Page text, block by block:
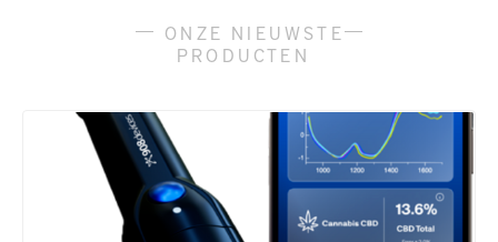
ONZE NIEUWSTE
PRODUCTEN